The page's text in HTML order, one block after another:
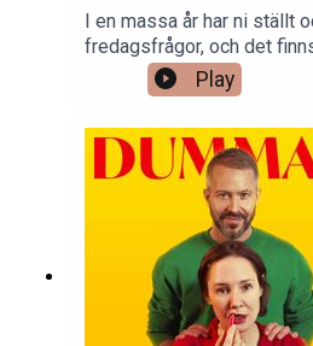
I en massa år har ni ställt
fredagsfrågor, och det
katalogen. I sommar
fredagsfrågor som
(till) – på onsdagar. På
fredagsfrågor som
Malmqvist.Kontakta oss på
Play